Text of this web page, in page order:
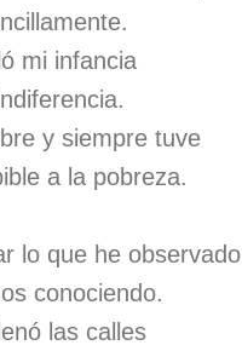
mi infancia
y siempre tuve
a la pobreza.
lo que he observado
conociendo.
las calles